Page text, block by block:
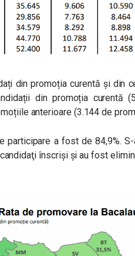
din promoția curentă și din
din promoția curentă
anterioare (3.144 de
participare a fost de 84,9%.
înscrişi și au fost